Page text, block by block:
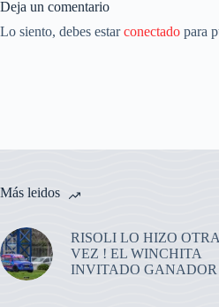
Deja un comentario
Lo siento, debes estarconectado para
Más leidos
RISOLI LO HIZO OTRA
VEZ ! EL WINCHITA
INVITADO GANADOR